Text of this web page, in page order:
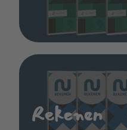
Rekenen